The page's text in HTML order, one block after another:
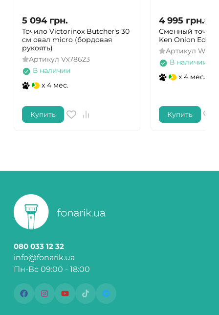
5 094 грн.
Точило Victorinox Butcher's 30
см овал micro (бордовая
рукоять)
Артикул Vx78623
В наличии
x 4 мес.
Купить
4 995 грн.9
Сменный
Ken Onion
Артикул
В наличии
x 4 мес.
Купить
080 033 12 32
info@fonarik.ua
Пн-Вс 09:00 - 18:00